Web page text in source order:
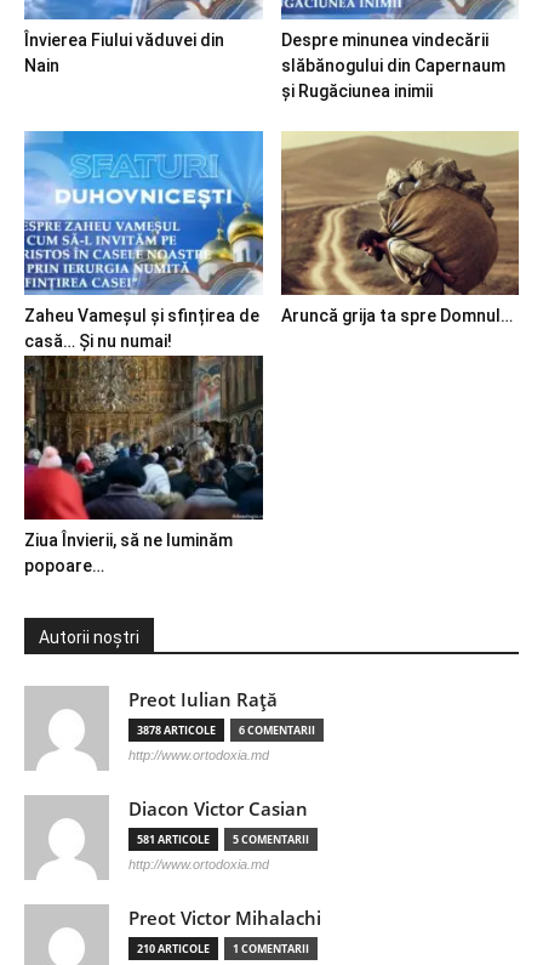
Învierea Fiului văduvei din
Nain
Despre minunea vindecării
slăbănogului din Capernaum
și Rugăciunea inimii
Zaheu Vameșul și sfințirea de
casă… Și nu numai!
Aruncă grija ta spre Domnul…
Ziua Învierii, să ne luminăm
popoare…
Autorii noștri
Preot Iulian Raţă
3878 ARTICOLE 6 COMENTARII
http://www.ortodoxia.md
Diacon Victor Casian
581 ARTICOLE 5 COMENTARII
http://www.ortodoxia.md
Preot Victor Mihalachi
210 ARTICOLE 1 COMENTARII